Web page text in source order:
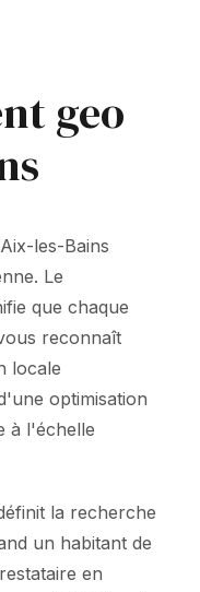
geo
les-Bains
Le
que chaque
reconnaît
locale
optimisation
à l'échelle
la recherche
un habitant de
en